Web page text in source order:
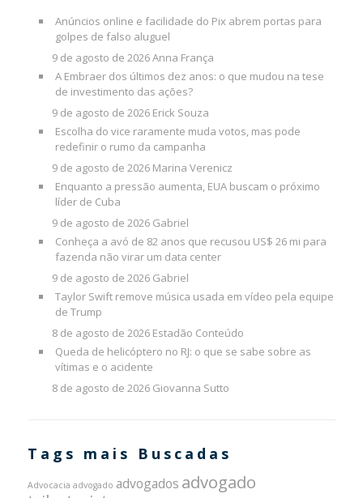
Anúncios online e facilidade do Pix abrem portas para
golpes de falso aluguel
9 de agosto de 2026Anna França
A Embraer dos últimos dez anos: o que mudou na tese
de investimento das ações?
9 de agosto de 2026 Erick Souza
Escolha do vice raramente muda votos, mas pode
redefinir o rumo da campanha
9 de agosto de 2026 Marina Verenicz
Enquanto a pressão aumenta, EUA buscam o próximo
líder de Cuba
9 de agosto de 2026 Gabriel
Conheça a avó de 82 anos que recusou US$ 26 mi para
fazenda não virar um data center
9 de agosto de 2026 Gabriel
Taylor Swift remove música usada em vídeo pela equipe
de Trump
8 de agosto de 2026 Estadão Conteúdo
Queda de helicóptero no RJ: o que se sabe sobre as
vítimas e o acidente
8 de agosto de 2026 Giovanna Sutto
Tags mais Buscadas
Advocacia advogado advogados advogado